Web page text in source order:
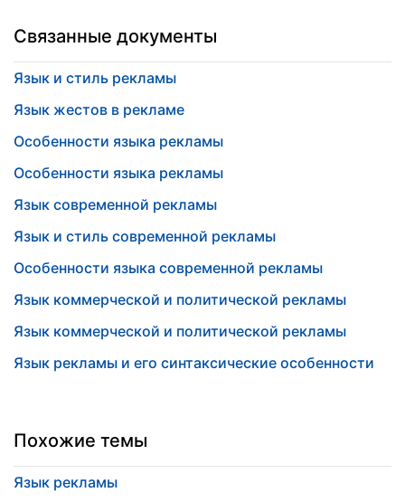
Связанные документы
Язык и стиль рекламы
Язык жестов в рекламе
Особенности языка рекламы
Особенности языка рекламы
Язык современной рекламы
Язык и стиль современной рекламы
Особенности языка современной рекламы
Язык коммерческой и политической рекламы
Язык коммерческой и политической рекламы
Язык рекламы и его синтаксические особенности
Похожие темы
Язык рекламы